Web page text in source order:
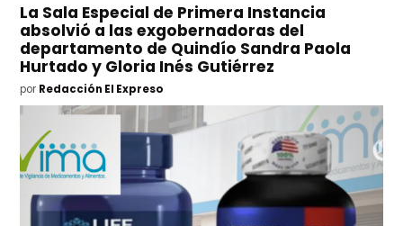
La Sala Especial de Primera Instancia
absolvió a las exgobernadoras del
departamento de Quindío Sandra Paola
Hurtado y Gloria Inés Gutiérrez
por Redacción El Expreso